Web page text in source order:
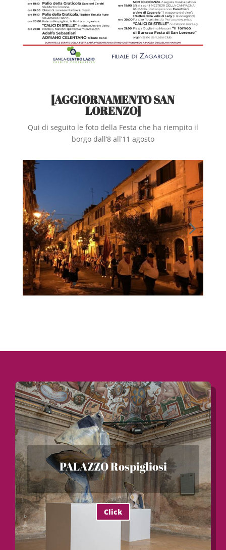
[AGGIORNAMENTO SAN
LORENZO]
Qui di seguito le foto della Festa che ha riempito il
borgo dall’8 all’11 agosto
PALAZZO Rospigliosi
Click